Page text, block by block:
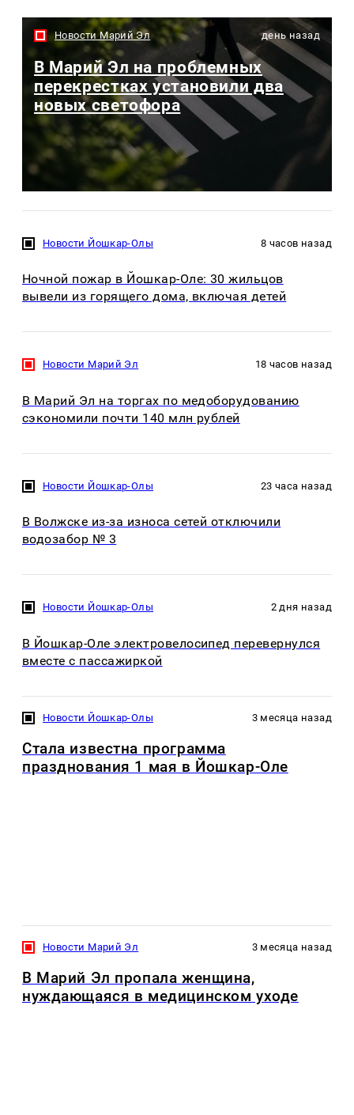
Новости Марий Эл день назад
В Марий Эл на проблемных
перекрестках установили два
новых светофора
Новости Йошкар-Олы 8 часов назад
Ночной пожар в Йошкар-Оле: 30 жильцов
вывели из горящего дома, включая детей
Новости Марий Эл 18 часов назад
В Марий Эл на торгах по медоборудованию
сэкономили почти 140 млн рублей
Новости Йошкар-Олы 23 часа назад
В Волжске из-за износа сетей отключили
водозабор № 3
Новости Йошкар-Олы 2 дня назад
В Йошкар-Оле электровелосипед перевернулся
вместе с пассажиркой
Новости Йошкар-Олы 3 месяца назад
Стала известна программа
празднования 1 мая в Йошкар-Оле
Новости Марий Эл 3 месяца назад
В Марий Эл пропала женщина,
нуждающаяся в медицинском уходе